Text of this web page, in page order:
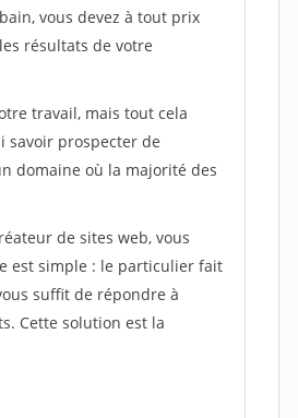
vous devez à tout prix
résultats de votre
travail, mais tout cela
savoir prospecter de
domaine où la majorité des
de sites web, vous
est simple : le particulier fait
suffit de répondre à
Cette solution est la